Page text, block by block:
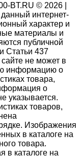
BT.RU © 2026 |
интернет-
характер и
материалы и
публичной
Статьи 437
не может в
информацию о
товара,
о
указывается.
товаров,
Изображения
в каталоге на
товара.
в каталоге на